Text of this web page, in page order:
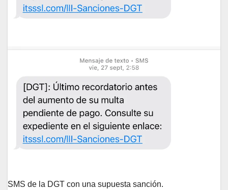
SMS de la DGT con una supuesta sanción.